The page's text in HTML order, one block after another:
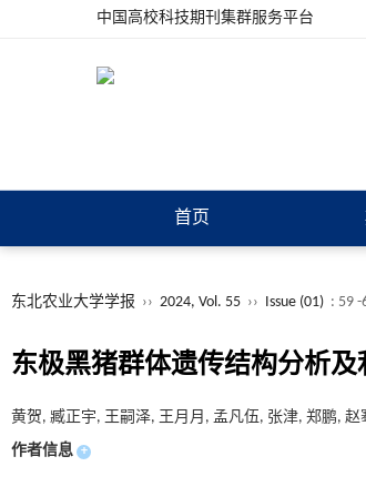
中国高校科技期刊集群服务平台
首页
东北农业大学学报 ›› 2024, Vol. 55 ›› Issue (01) : 59 -
东极黑猪群体遗传结构分析及
黄贺, 臧正宇, 王嗣泽, 王月月, 孟凡伍, 张津, 郑鹏, 赵
作者信息 +